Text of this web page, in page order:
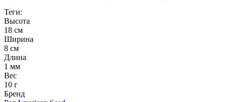
Теги:
Высота
18 см
Ширина
8 см
Длина
1 мм
Вес
10 г
Бренд